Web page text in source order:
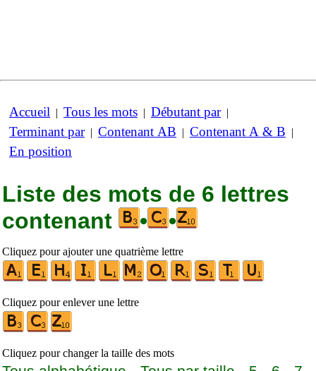
Accueil | Tous les mots | Débutant par|
Terminant par| Contenant AB | Contenant A & B |
En position
Liste des mots de 6 lettres
contenant
• •
Cliquez pour ajouter une quatrième lettre
Cliquez pour enlever une lettre
Cliquez pour changer la taille des mots